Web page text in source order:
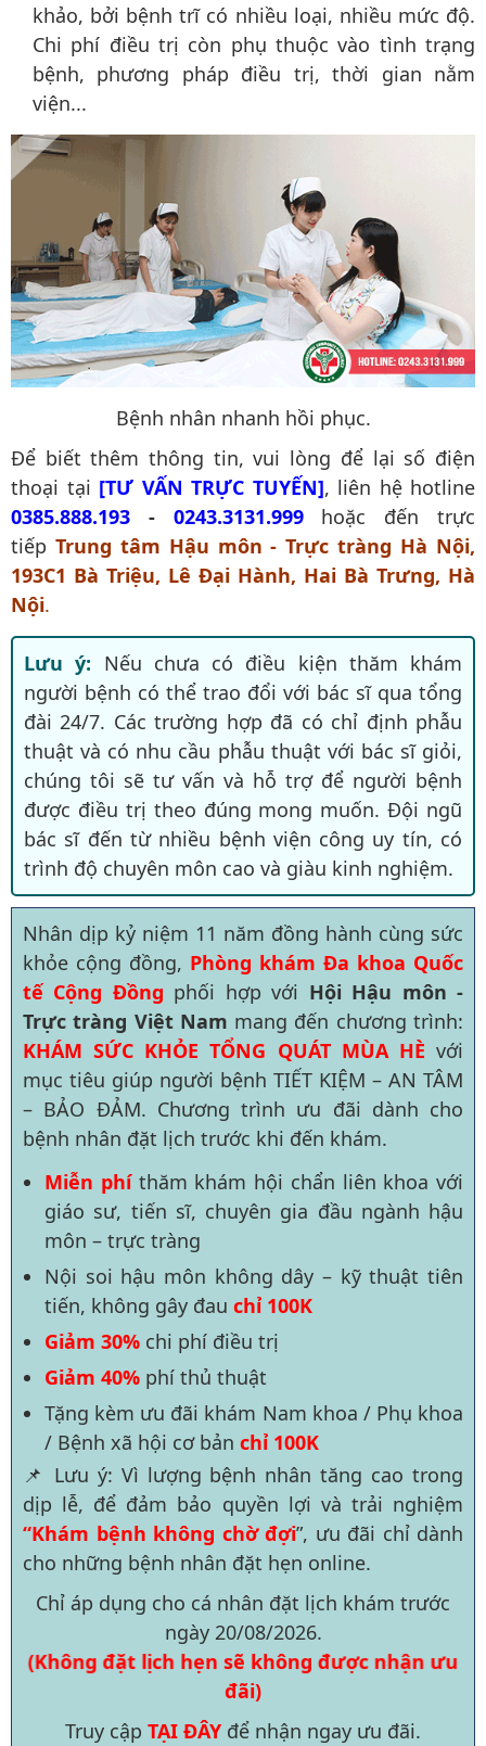
khảo, bởi bệnh trĩ có nhiều loại, nhiều mức độ.
Chi phí điều trị còn phụ thuộc vào tình trạng
bệnh, phương pháp điều trị, thời gian nằm
viện...
Bệnh nhân nhanh hồi phục.
Để biết thêm thông tin, vui lòng để lại số điện
thoại tại [TƯ VẤN TRỰC TUYẾN], liên hệ hotline
0385.888.193 - 0243.3131.999hoặc đến trực
tiếp Trung tâm Hậu môn - Trực tràng Hà Nội,
193C1 Bà Triệu, Lê Đại Hành, Hai Bà Trưng, Hà
Nội.
Lưu ý: Nếu chưa có điều kiện thăm khám
người bệnh có thể trao đổi với bác sĩ qua tổng
đài 24/7. Các trường hợp đã có chỉ định phẫu
thuật và có nhu cầu phẫu thuật với bác sĩ giỏi,
chúng tôi sẽ tư vấn và hỗ trợ để người bệnh
được điều trị theo đúng mong muốn. Đội ngũ
bác sĩ đến từ nhiều bệnh viện công uy tín, có
trình độ chuyên môn cao và giàu kinh nghiệm.
Nhân dịp kỷ niệm 11 năm đồng hành cùng sức
khỏe cộng đồng, Phòng khám Đa khoa Quốc
tế Cộng Đồng phối hợp với Hội Hậu môn -
Trực tràng Việt Nam mang đến chương trình:
KHÁM SỨC KHỎE TỔNG QUÁT MÙA HÈ với
mục tiêu giúp người bệnh TIẾT KIỆM – AN TÂM
– BẢO ĐẢM. Chương trình ưu đãi dành cho
bệnh nhân đặt lịch trước khi đến khám.
Miễn phíthăm khám hội chẩn liên khoa với
giáo sư, tiến sĩ, chuyên gia đầu ngành hậu
môn – trực tràng
Nội soi hậu môn không dây – kỹ thuật tiên
tiến, không gây đau chỉ 100K
Giảm 30% chi phí điều trị
Giảm 40% phí thủ thuật
Tặng kèm ưu đãi khám Nam khoa / Phụ khoa
/ Bệnh xã hội cơ bản chỉ 100K
📌 Lưu ý: Vì lượng bệnh nhân tăng cao trong
dịp lễ, để đảm bảo quyền lợi và trải nghiệm
“Khám bệnh không chờ đợi”, ưu đãi chỉ dành
cho những bệnh nhân đặt hẹn online.
Chỉ áp dụng cho cá nhân đặt lịch khám trước
ngày 20/08/2026.
(Không đặt lịch hẹn sẽ không được nhận ưu
đãi)
Truy cập TẠI ĐÂY để nhận ngay ưu đãi.